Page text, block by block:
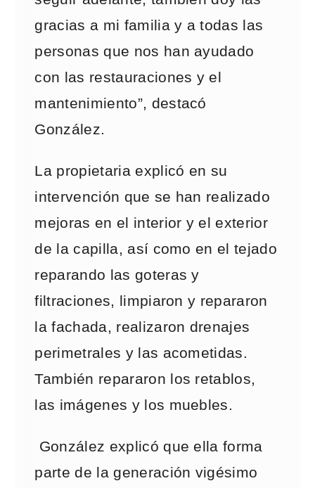
gracias a mi familia y a todas las
personas que nos han ayudado
con las restauraciones y el
mantenimiento”, destacó
González.
La propietaria explicó en su
intervención que se han realizado
mejoras en el interior y el exterior
de la capilla, así como en el tejado
reparando las goteras y
filtraciones, limpiaron y repararon
la fachada, realizaron drenajes
perimetrales y las acometidas.
También repararon los retablos,
las imágenes y los muebles.
González explicó que ella forma
parte de la generación vigésimo